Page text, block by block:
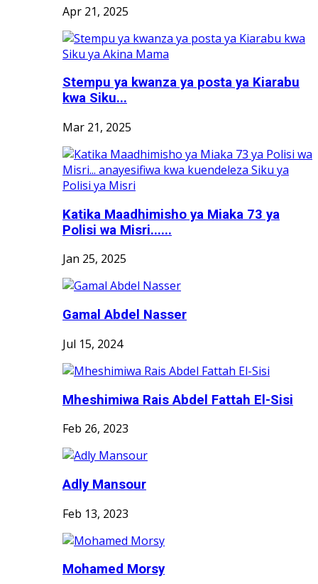
Apr 21, 2025
Stempu ya kwanza ya posta ya Kiarabu
kwa Siku...
Mar 21, 2025
Katika Maadhimisho ya Miaka 73 ya
Polisi wa Misri......
Jan 25, 2025
Gamal Abdel Nasser
Jul 15, 2024
Mheshimiwa Rais Abdel Fattah El-Sisi
Feb 26, 2023
Adly Mansour
Feb 13, 2023
Mohamed Morsy